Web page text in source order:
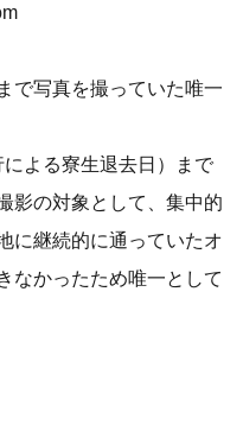
で写真を撮っていた唯一
よる寮生退去日）まで
影の対象として、集中的
に継続的に通っていたオ
なかったため唯一として